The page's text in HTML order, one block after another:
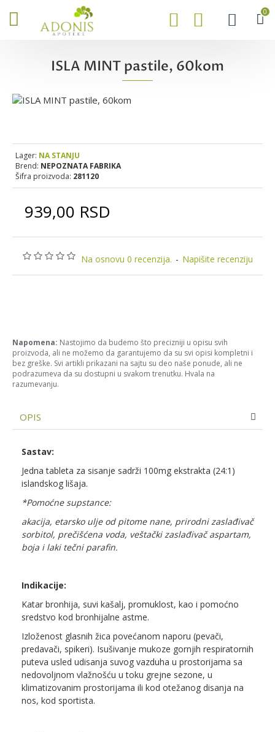
0
ISLA MINT pastile, 60kom
Na osnovu 0 recenzija. - Napišite recenziju
939,00 RSD
Lager: NA STANJU
Brend: NEPOZNATA FABRIKA
Šifra proizvoda: 281120
Napomena: Nastojimo da budemo što precizniji u opisu svih
proizvoda, ali ne možemo da garantujemo da su svi opisi kompletni i
bez greške. Svi artikli prikazani na sajtu su deo naše ponude, ali ne
podrazumeva da su dostupni u svakom trenutku. Hvala na
razumevanju.
OPIS
Sastav:
Jedna tableta za sisanje sadrži 100mg ekstrakta (24:1)
islandskog lišaja.
*Pomoćne supstance:
akacija, etarsko ulje od pitome nane, prirodni zaslađivač
sorbitol, prečišćena voda, veštački zaslađivač aspartam,
boja i laki tečni parafin.
Indikacije:
Katar bronhija, suvi kašalj, promuklost, kao i pomoćno
sredstvo kod bronhijalne astme.
Izloženost glasnih žica povećanom naporu (pevači,
predavači, spikeri). Isušivanje mukoze gornjih respiratornih
puteva usled udisanja suvog vazduha u prostorijama sa
nedovoljnom vlažnošću u toku grejne sezone, u
klimatizovanim prostorijama ili kod otežanog disanja na
nos, kod sportista.